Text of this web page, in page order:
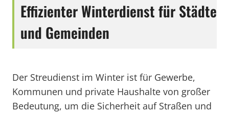
Effizienter Winterdienst für Städte
und Gemeinden
Der Streudienst im Winter ist für Gewerbe,
Kommunen und private Haushalte von großer
Bedeutung, um die Sicherheit auf Straßen und